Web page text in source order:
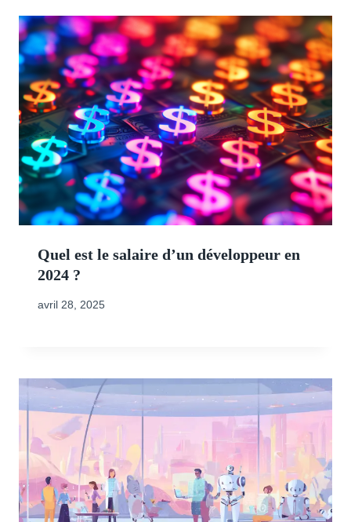
Quel est le salaire d’un développeur en
2024 ?
avril 28, 2025